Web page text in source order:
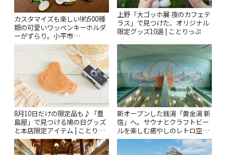
カスタマイズも楽しい!約500種
類の可愛いワッペンキーホルダ
ーがずらり。小平市
「Kimamaya T&K」 | ことりっ
ぷ
上野「大ゴッホ展 夜のカフェテ
ラス」で見つけた、オリジナル
限定グッズ10選 | ことりっぷ
8月10日だけの限定品も♪「豊
島屋」で見つける鳩の日グッズ
と本店限定アイテム | ことりっ
ぷ
新オープンした銭湯「黄金湯 新
宿」へ。サウナとクラフトビー
ルを楽しむ癒やしのレトロ空間
| ことりっぷ